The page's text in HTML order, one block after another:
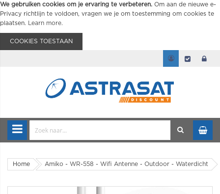
We gebruiken cookies om je ervaring te verbeteren. Om aan de nieuwe e-
Privacy richtlijn te voldoen, vragen we je om toestemming om cookies te
plaatsen.
Learn more.
COOKIES TOESTAAN
Home Amiko - WR-558 - Wifi Antenne - Outdoor - Waterdicht